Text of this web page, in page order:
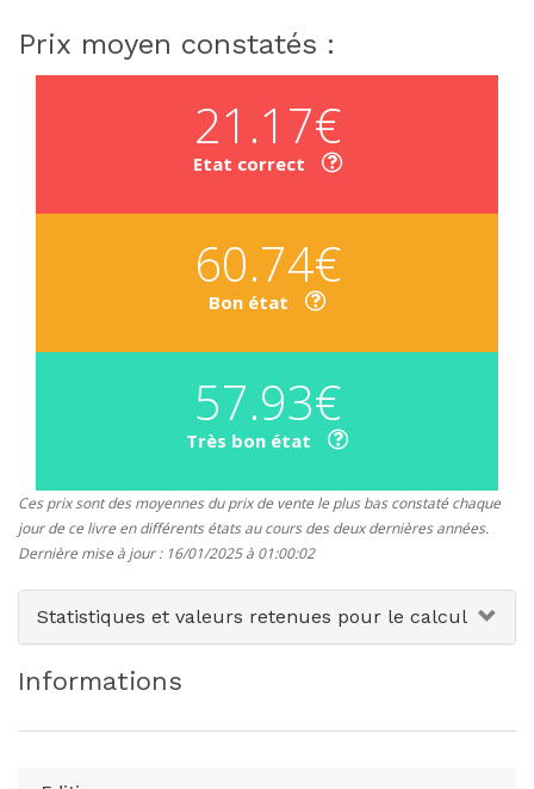
Prix moyen constatés :
21.17€
Etat correct
60.74€
Bon état
57.93€
Très bon état
Ces prix sont des moyennes du prix de vente le plus bas constaté chaque
jour de ce livre en différents états au cours des deux dernières années.
Dernière mise à jour : 16/01/2025 à 01:00:02
Statistiques et valeurs retenues pour le calcul
Informations